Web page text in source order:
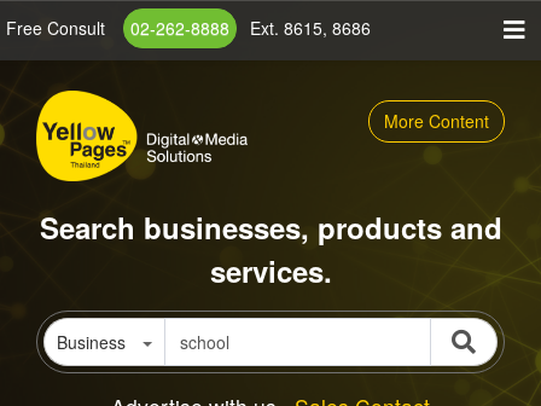
content
Free Consult 02-262-8888 Ext. 8615, 8686
More Content
Search businesses, products and
services.
Business